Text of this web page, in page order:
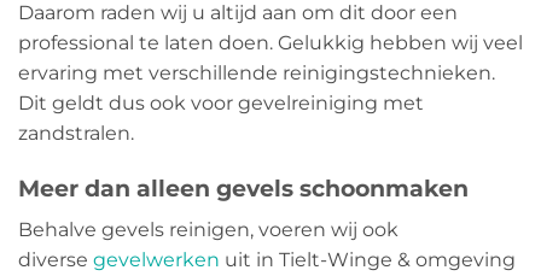
Daarom raden wij u altijd aan om dit door een
professional te laten doen. Gelukkig hebben wij veel
ervaring met verschillende reinigingstechnieken.
Dit geldt dus ook voor gevelreiniging met
zandstralen.
Meer dan alleen gevels schoonmaken
Behalve gevels reinigen, voeren wij ook
diverse gevelwerken uit in Tielt-Winge & omgeving